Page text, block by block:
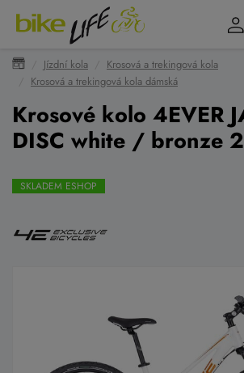
Jízdní kola
Krosová a trekingová kola
Krosová a trekingová kola dámská
Krosové kolo 4EVER
DISC white / bronze
SKLADEM ESHOP